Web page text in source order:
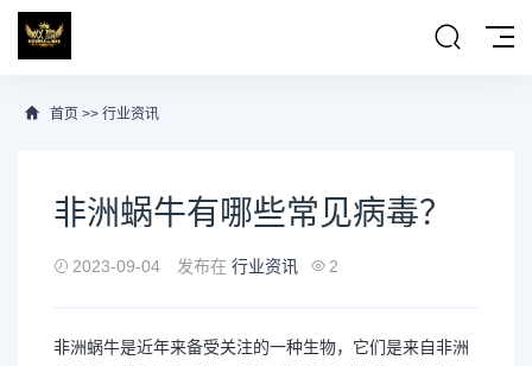
首页 >> 行业资讯
非洲蜗牛有哪些常见病毒？
2023-09-04 发布在 行业资讯 2
非洲蜗牛是近年来备受关注的一种生物，它们是来自非洲